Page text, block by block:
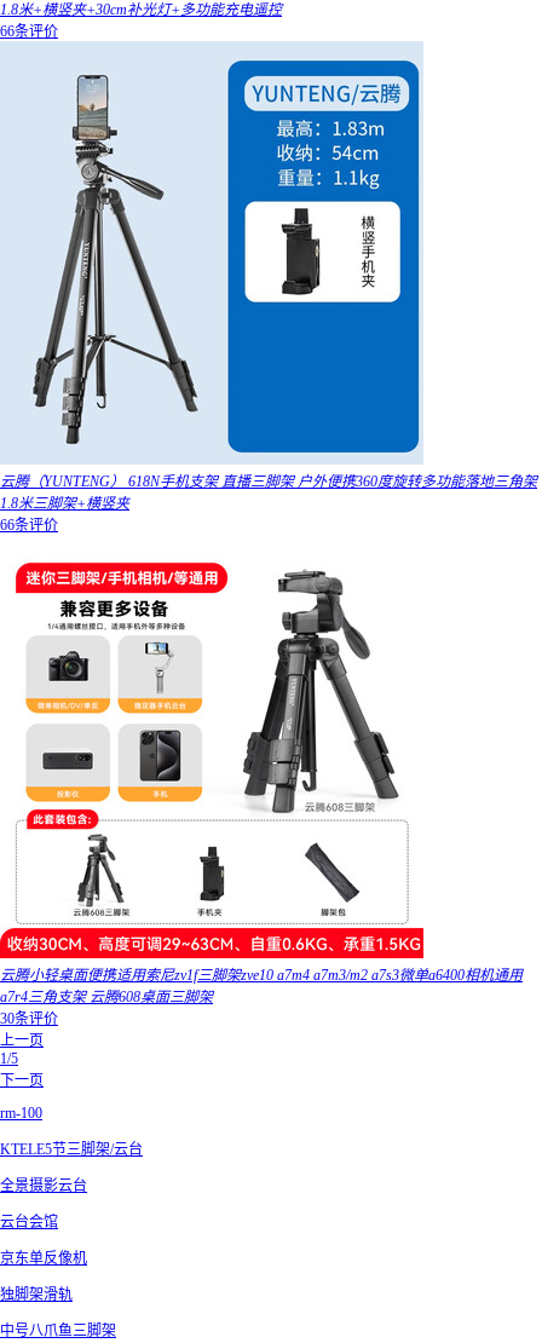
1.8米+横竖夹+30cm补光灯+多功能充电遥控
66条评价
云腾（YUNTENG） 618N手机支架 直播三脚架 户外便携360度旋转多功能落地三角架
1.8米三脚架+横竖夹
66条评价
云腾小轻桌面便携适用索尼zv1f三脚架zve10 a7m4 a7m3/m2 a7s3微单a6400相机通用
a7r4三角支架 云腾608桌面三脚架
30条评价
上一页
1/5
下一页
rm-100
KTELE5节三脚架/云台
全景摄影云台
云台会馆
京东单反像机
独脚架滑轨
中号八爪鱼三脚架